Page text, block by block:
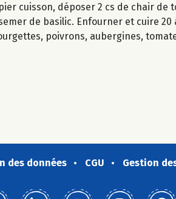
cuisson, déposer 2 cs de chair de
de basilic. Enfourner et cuire 20
poivrons, aubergines,
des données CGU Gestion